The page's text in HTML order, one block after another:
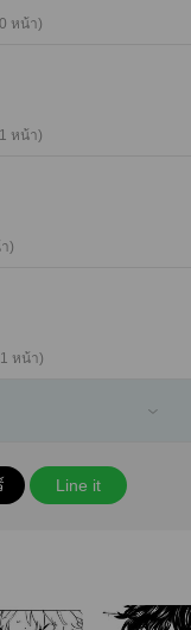
หน้า)
หน้า)
)
หน้า)
Line it